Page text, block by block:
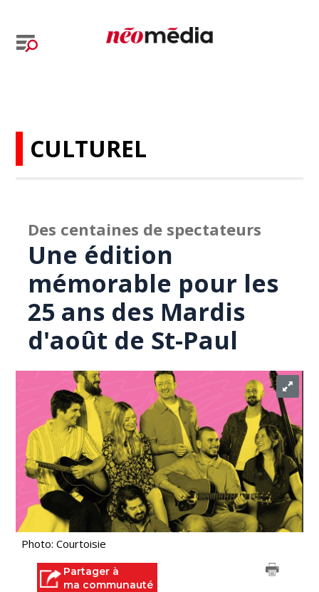
CULTUREL
Des centaines de spectateurs
Une édition
mémorable pour les
25 ans des Mardis
d'août de St-Paul
Photo: Courtoisie
Partager à
ma communauté